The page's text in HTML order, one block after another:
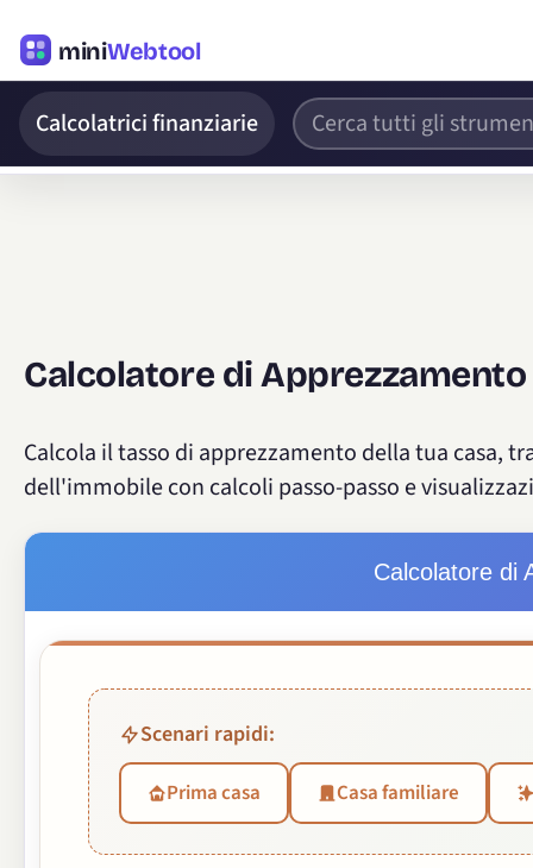
miniWebtool
Calcolatrici finanziarie
Calcolatore di
Calcola il tasso di apprezzamento della tua casa,
dell'immobile con calcoli passo-passo e
Calcolatore di
Scenari rapidi:
Prima casa Casa familiare